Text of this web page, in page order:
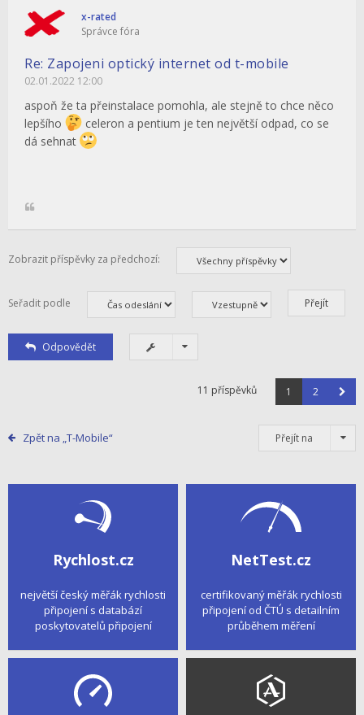
x-rated
Správce fóra
Re: Zapojeni optický internet od t-mobile
02.01.2022 12:00
aspoň že ta přeinstalace pomohla, ale stejně to chce něco
lepšího
celeron a pentium je ten největší odpad, co se
dá sehnat
Zobrazit příspěvky za předchozí:
Seřadit podle
Odpovědět
11 příspěvků 1 2
Zpět na „T-Mobile“ Přejít na
Rychlost.cz
největší český měřák rychlosti
připojení s databází
poskytovatelů připojení
NetTest.cz
certifikovaný měřák rychlosti
připojení od ČTÚ s detailním
průběhem měření